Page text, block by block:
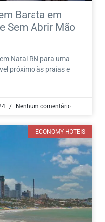
Barata em
Sem Abrir Mão
Natal RN para uma
próximo às praias e
Nenhum comentário
ECONOMY HOTEIS